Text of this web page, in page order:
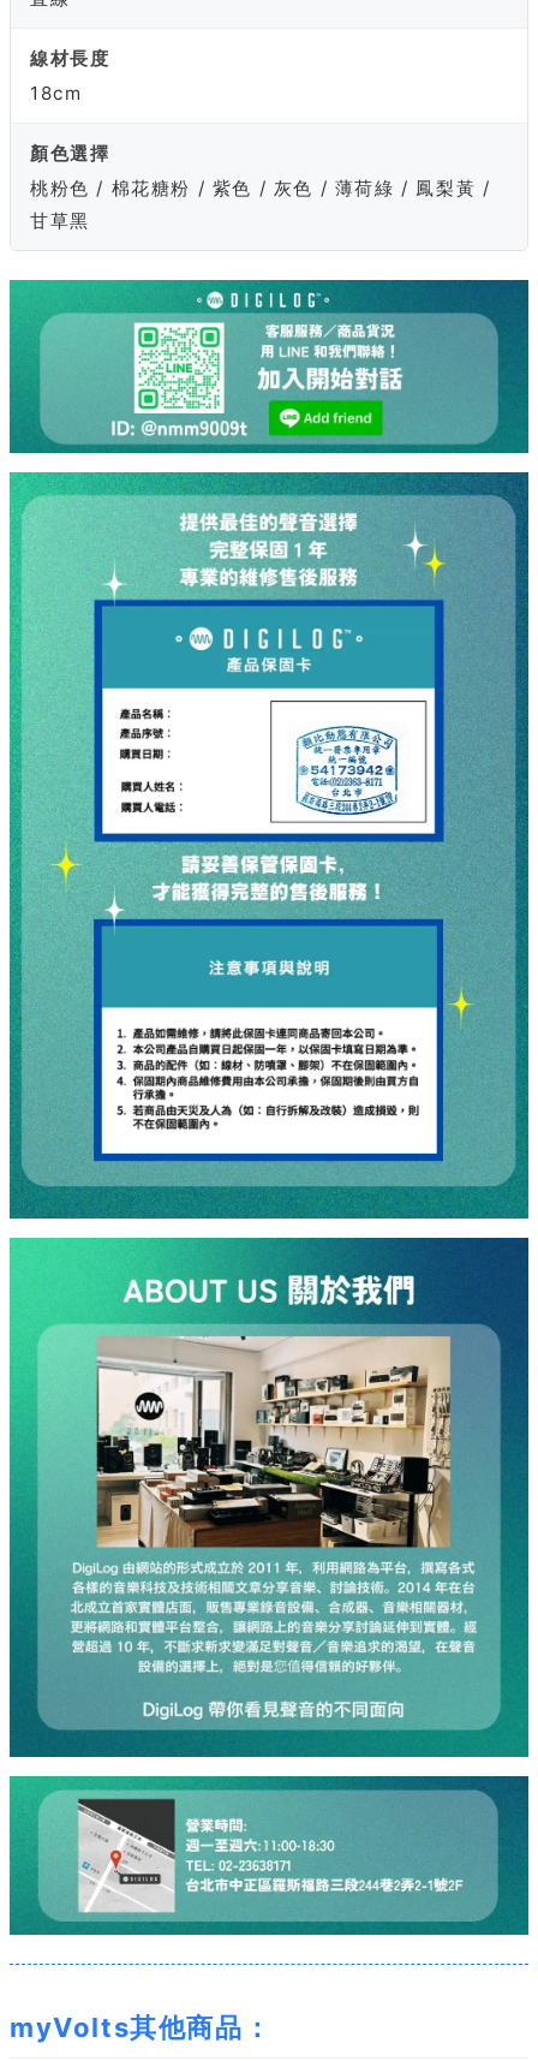
線材長度
18cm
顏色選擇
桃粉色 / 棉花糖粉 / 紫色 / 灰色 / 薄荷綠 / 鳳梨黃 /
甘草黑
myVolts其他商品：